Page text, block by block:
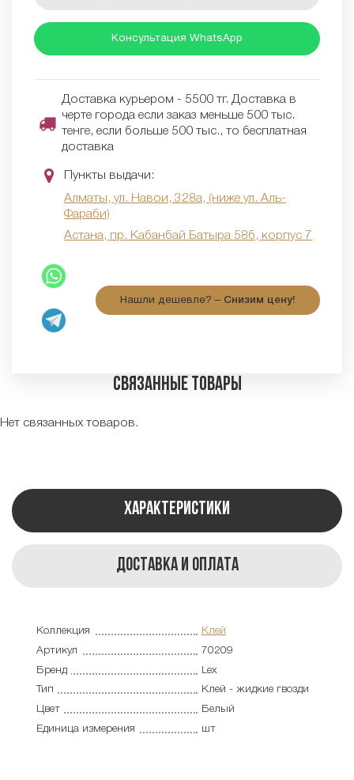
Консультация WhatsApp
Доставка курьером - 5500 тг. Доставка в
черте города если заказ меньше 500 тыс.
тенге, если больше 500 тыс., то бесплатная
доставка
Пункты выдачи:
Алматы, ул. Навои, 328а, (ниже ул. Аль-
Фараби)
Астана, пр. Кабанбай Батыра 58б, корпус 7
Нашли дешевле? – Снизим цену!
Связанные товары
Нет связанных товаров.
Характеристики
Доставка и оплата
Коллекция
Клей
Артикул
70209
Бренд
Lex
Тип
Клей - жидкие гвозди
Цвет
Белый
Единица измерения
шт